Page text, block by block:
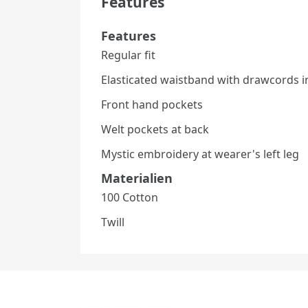
Features
Regular fit
Elasticated waistband with drawcords
Front hand pockets
Welt pockets at back
Mystic embroidery at wearer's left leg
Materialien
100 Cotton
Twill